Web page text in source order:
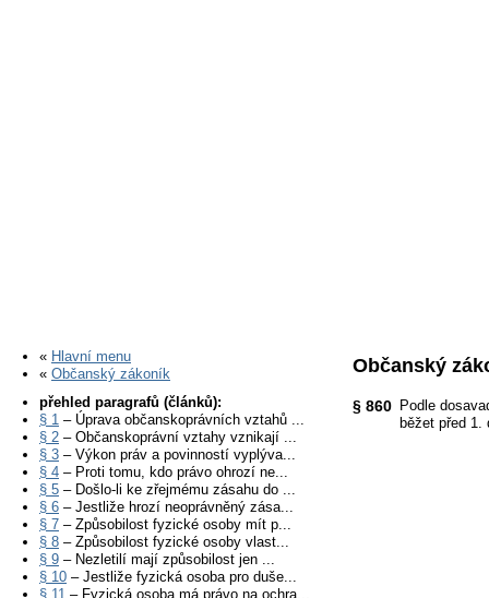
« Hlavní menu
« Občanský zákoník
přehled paragrafů (článků):
§ 1 – Úprava občanskoprávních vztahů ...
§ 2 – Občanskoprávní vztahy vznikají ...
§ 3 – Výkon práv a povinností vyplýva...
§ 4 – Proti tomu, kdo právo ohrozí ne...
§ 5 – Došlo-li ke zřejmému zásahu do ...
§ 6 – Jestliže hrozí neoprávněný zása...
§ 7 – Způsobilost fyzické osoby mít p...
§ 8 – Způsobilost fyzické osoby vlast...
§ 9 – Nezletilí mají způsobilost jen ...
§ 10 – Jestliže fyzická osoba pro duše...
§ 11 – Fyzická osoba má právo na ochra...
Občanský
§ 860
Podle
běžet před 1.